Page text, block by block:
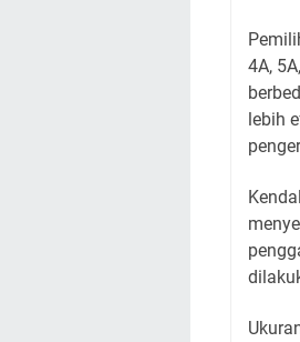
4A,
lebih